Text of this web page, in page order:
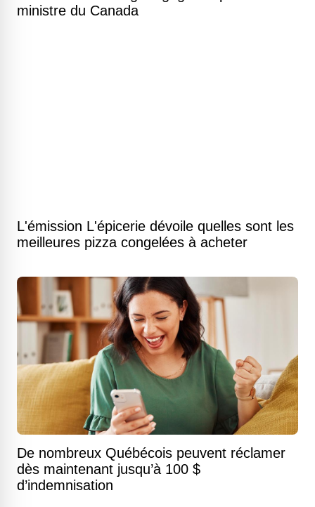
ministre du Canada
L'émission L'épicerie dévoile quelles sont les
meilleures pizza congelées à acheter
De nombreux Québécois peuvent réclamer
dès maintenant jusqu’à 100 $
d’indemnisation